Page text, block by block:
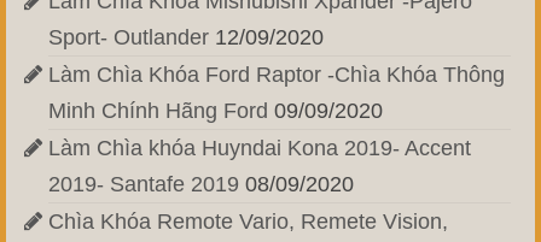
Sport- Outlander 12/09/2020
Làm Chìa Khóa Ford Raptor -Chìa Khóa Thông
Minh Chính Hãng Ford 09/09/2020
Làm Chìa khóa Huyndai Kona 2019- Accent
2019- Santafe 2019 08/09/2020
Chìa Khóa Remote Vario, Remete Vision,